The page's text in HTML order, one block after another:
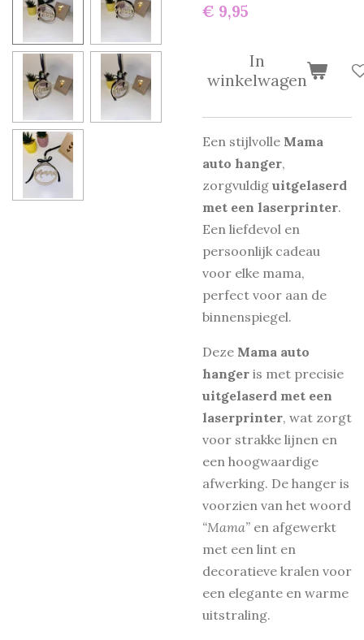
€ 9,95
In
winkelwagen
Een stijlvolle Mama
auto hanger,
zorgvuldig uitgelaserd
met een laserprinter.
Een liefdevol en
persoonlijk cadeau
voor elke mama,
perfect voor aan de
binnenspiegel.
Deze Mama auto
hanger is met precisie
uitgelaserd met een
laserprinter, wat zorgt
voor strakke lijnen en
een hoogwaardige
afwerking. De hanger is
voorzien van het woord
“Mama” en afgewerkt
met een lint en
decoratieve kralen voor
een elegante en warme
uitstraling.